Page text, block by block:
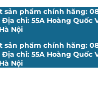
sản phẩm chính hãng:
chỉ: 55A Hoàng Quốc
Nội
sản phẩm chính hãng:
chỉ: 55A Hoàng Quốc
Nội